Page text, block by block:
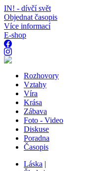
IN! - dívčí svět
Objednat časopis
Více informací
E-shop
Rozhovory
Vztahy
Víra
Krása
Zábava
Foto - Video
Diskuse
Poradna
Časopis
Láska |